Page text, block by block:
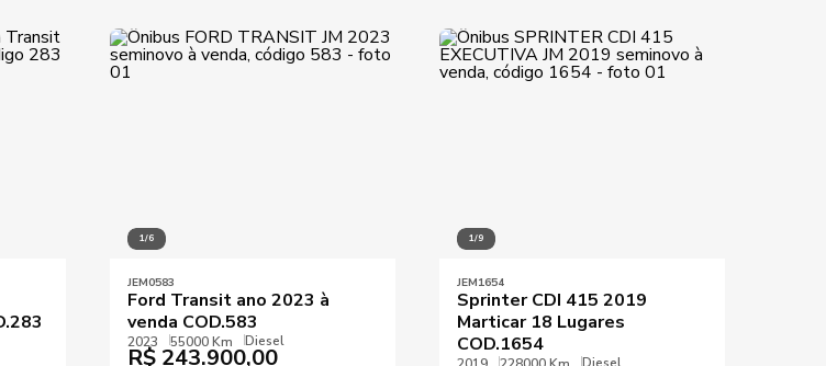
1/6
JEM0583
Ford Transit ano 2023 à
venda COD.583
2023 55000 Km Diesel
R$ 243.900,00
1/9
JEM1654
Sprinter CDI 415 2019
Marticar 18 Lugares
COD.1654
Diesel